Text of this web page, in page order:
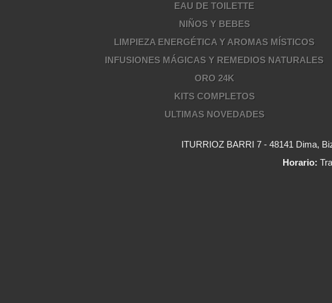
EAU DE TOILETTE
NIÑOS Y BEBES
LIMPIEZA ENERGÉTICA Y AROMAS MÍSTICOS
INFUSIONES MÁGICAS Y REMEDIOS NATURALES
ORO 24K
KITS COMPLETOS
ULTIMAS NOVEDADES
ITURRIOZ BARRI 7 - 48141 Dima,
Horario: